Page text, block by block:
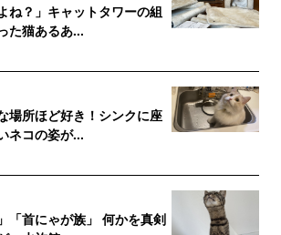
ね？」キャットタワーの組
た猫あるあ...
場所ほど好き！シンクに座
ネコの姿が...
「首にゃが族」 何かを真剣